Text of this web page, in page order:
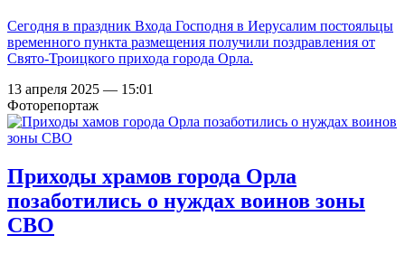
Сегодня в праздник Входа Господня в Иерусалим постояльцы
временного пункта размещения получили поздравления от
Свято-Троицкого прихода города Орла.
13 апреля 2025 — 15:01
Фоторепортаж
Приходы храмов города Орла
позаботились о нуждах воинов зоны
СВО